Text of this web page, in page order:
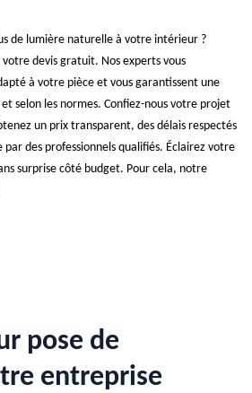
de lumière naturelle à votre intérieur ?
devis gratuit. Nos experts vous
à votre pièce et vous garantissent une
selon les normes. Confiez-nous votre projet
un prix transparent, des délais respectés
des professionnels qualifiés. Éclairez votre
surprise côté budget. Pour cela, notre
pose de
entreprise